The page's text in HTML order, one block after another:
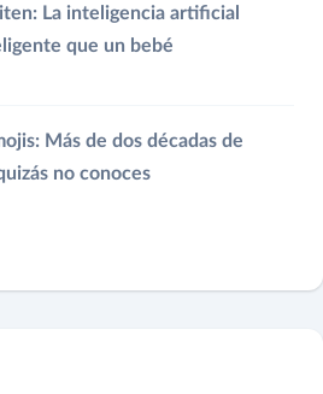
La inteligencia artificial
que un bebé
Más de dos décadas de
no conoces